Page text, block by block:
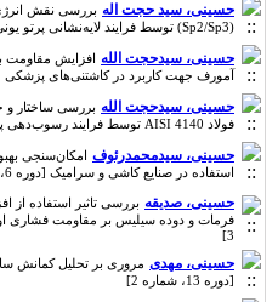
حسینی، سید حجت اله
بررسی نقش انرژی
حسینی، سیدحجت الله
آمورف جهت کاربرد در کاشتنی‌های پزشکی [دوره 12،
حسینی، سیدحجت الله بررسی ساختار و
فولاد AISI 4140 توسط فرایند رسوب‌دهی پرتو یونی [دوره 13، شماره 1]
حسینی، سیدمحمدرئوف امکان‌سنجی
استفاده در صنایع کاشی و سرامیک [دوره 6، شماره 3]
حسینی، صدیقه بررسی تاثیر استفاده از
حسینی، مهدی مروری بر تحلیل کمانش
[دوره 13، شماره 2]